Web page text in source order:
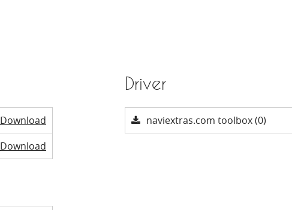
Download
Download
Driver
naviextras.com toolbox (0)